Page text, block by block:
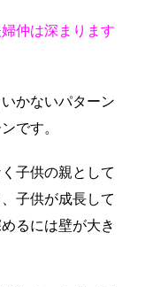
仲は深まります
かないパターン
です。
子供の親として
子供が成長して
るには壁が大き